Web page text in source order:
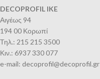
DECOPROFIL IKE
Αιγέως 94
194 00 Κορωπί
Τηλ.: 215 215 3500
Κιν.: 6937 330 077
e-mail: decoprofil@decoprofil.gr